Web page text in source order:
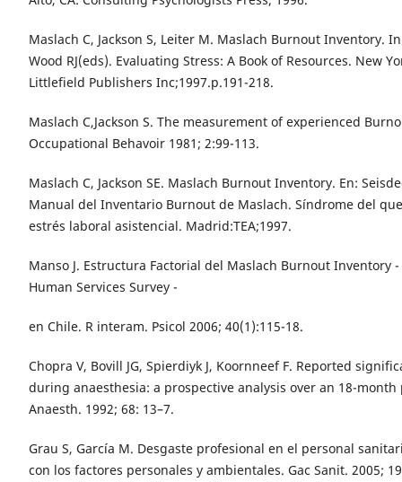
Maslach C, Jackson S, Leiter M. Maslach Burnout Inventory.
Wood RJ(eds). Evaluating Stress: A Book of Resources. New
Littlefield Publishers Inc;1997.p.191-218.
Maslach C,Jackson S. The measurement of experienced
Occupational Behavoir 1981; 2:99-113.
Maslach C, Jackson SE. Maslach Burnout Inventory. En:
Manual del Inventario Burnout de Maslach. Síndrome del
estrés laboral asistencial. Madrid:TEA;1997.
Manso J. Estructura Factorial del Maslach Burnout Inventory
Human Services Survey -
en Chile. R interam. Psicol 2006; 40(1):115-18.
Chopra V, Bovill JG, Spierdiyk J, Koornneef F. Reported
during anaesthesia: a prospective analysis over an 18-month
Anaesth. 1992; 68: 13–7.
Grau S, García M. Desgaste profesional en el personal
con los factores personales y ambientales. Gac Sanit. 2005;